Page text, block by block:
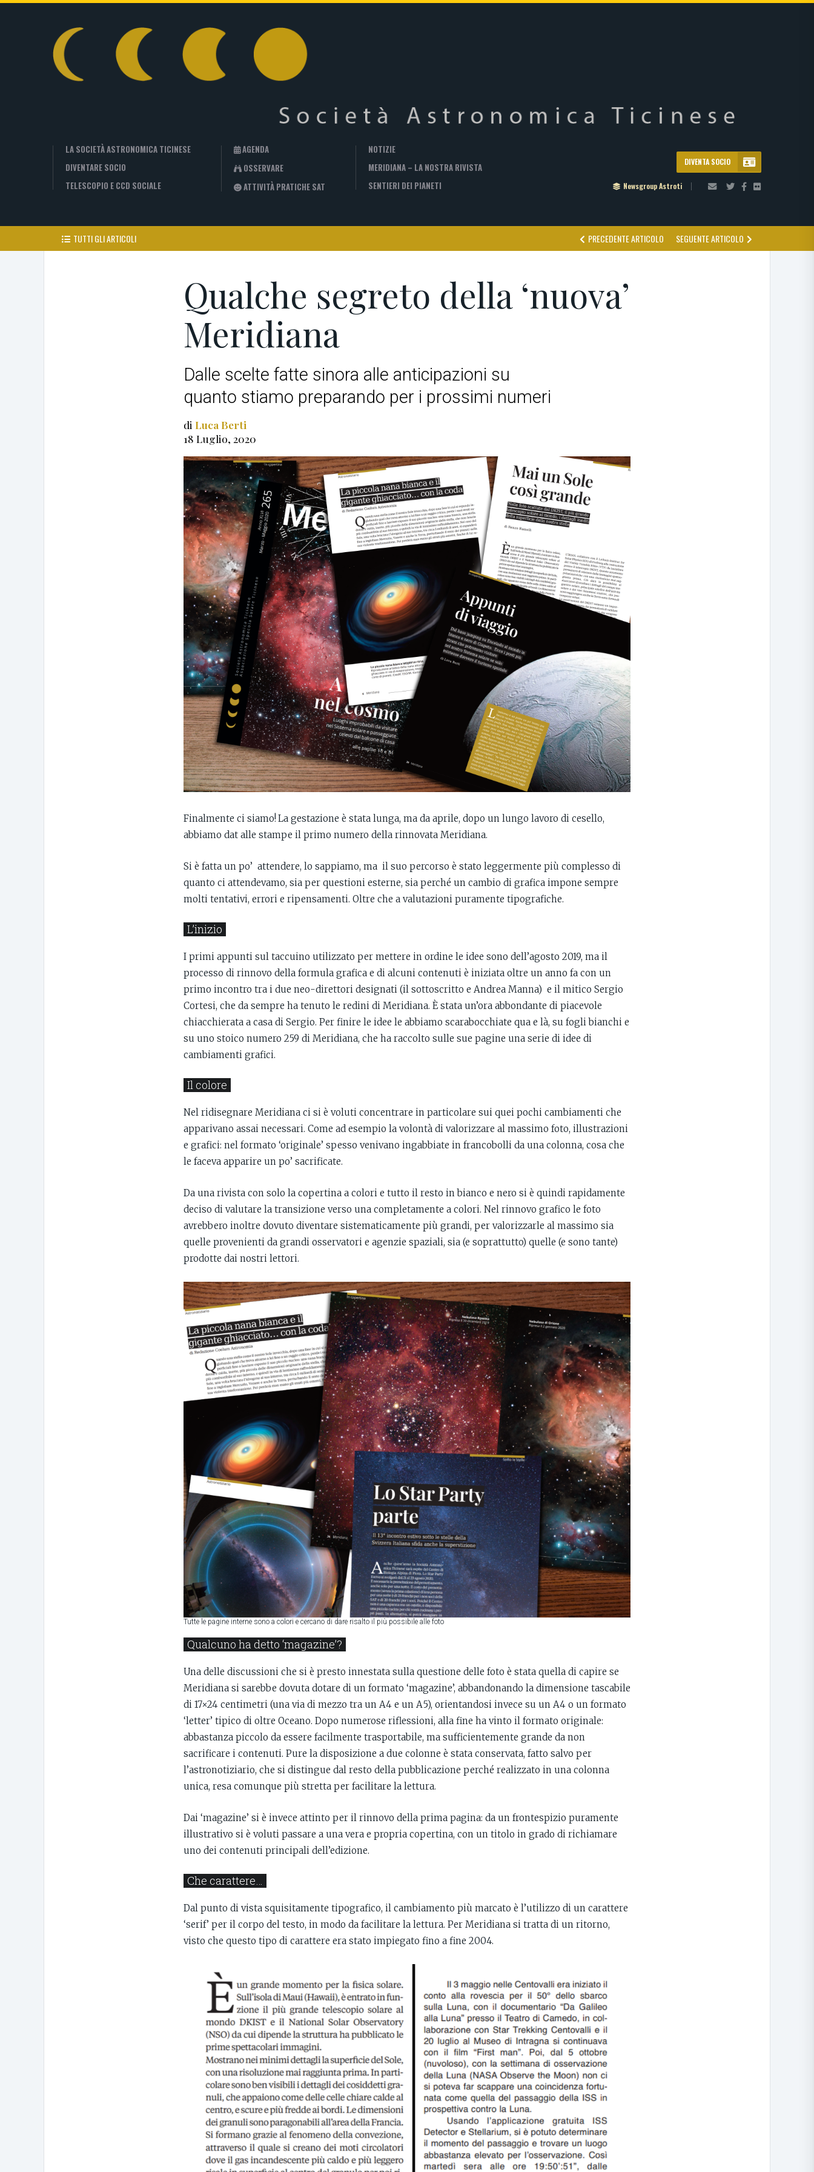
LA SOCIETÀ ASTRONOMICA TICINESE
DIVENTARE SOCIO
TELESCOPIO E CCD SOCIALE
AGENDA
OSSERVARE
ATTIVITÀ PRATICHE SAT
NOTIZIE
MERIDIANA – LA NOSTRA RIVISTA
SENTIERI DEI PIANETI
DIVENTA SOCIO
Newsgroup Astroti
TUTTI GLI ARTICOLI PRECEDENTE ARTICOLO SEGUENTE ARTICOLO
Qualche segreto della ‘nuova’
Meridiana
Dalle scelte fatte sinora alle anticipazioni su
quanto stiamo preparando per i prossimi numeri
di Luca Berti
18 Luglio, 2020
Finalmente ci siamo! La gestazione è stata lunga, ma da aprile, dopo un lungo lavoro di cesello,
abbiamo dat alle stampe il primo numero della rinnovata Meridiana.
Si è fatta un po’ attendere, lo sappiamo, ma il suo percorso è stato leggermente più complesso di
quanto ci attendevamo, sia per questioni esterne, sia perché un cambio di grafica impone sempre
molti tentativi, errori e ripensamenti. Oltre che a valutazioni puramente tipografiche.
L’inizio
I primi appunti sul taccuino utilizzato per mettere in ordine le idee sono dell’agosto 2019, ma il
processo di rinnovo della formula grafica e di alcuni contenuti è iniziata oltre un anno fa con un
primo incontro tra i due neo-direttori designati (il sottoscritto e Andrea Manna) e il mitico Sergio
Cortesi, che da sempre ha tenuto le redini di Meridiana. È stata un’ora abbondante di piacevole
chiacchierata a casa di Sergio. Per finire le idee le abbiamo scarabocchiate qua e là, su fogli bianchi e
su uno stoico numero 259 di Meridiana, che ha raccolto sulle sue pagine una serie di idee di
cambiamenti grafici.
Il colore
Nel ridisegnare Meridiana ci si è voluti concentrare in particolare sui quei pochi cambiamenti che
apparivano assai necessari. Come ad esempio la volontà di valorizzare al massimo foto, illustrazioni
e grafici: nel formato ‘originale’ spesso venivano ingabbiate in francobolli da una colonna, cosa che
le faceva apparire un po’ sacrificate.
Da una rivista con solo la copertina a colori e tutto il resto in bianco e nero si è quindi rapidamente
deciso di valutare la transizione verso una completamente a colori. Nel rinnovo grafico le foto
avrebbero inoltre dovuto diventare sistematicamente più grandi, per valorizzarle al massimo sia
quelle provenienti da grandi osservatori e agenzie spaziali, sia (e soprattutto) quelle (e sono tante)
prodotte dai nostri lettori.
Tutte le pagine interne sono a colori e cercano di dare risalto il più possibile alle foto
Qualcuno ha detto ‘magazine’?
Una delle discussioni che si è presto innestata sulla questione delle foto è stata quella di capire se
Meridiana si sarebbe dovuta dotare di un formato ‘magazine’, abbandonando la dimensione tascabile
di 17×24 centimetri (una via di mezzo tra un A4 e un A5), orientandosi invece su un A4 o un formato
‘letter’ tipico di oltre Oceano. Dopo numerose riflessioni, alla fine ha vinto il formato originale:
abbastanza piccolo da essere facilmente trasportabile, ma sufficientemente grande da non
sacrificare i contenuti. Pure la disposizione a due colonne è stata conservata, fatto salvo per
l’astronotiziario, che si distingue dal resto della pubblicazione perché realizzato in una colonna
unica, resa comunque più stretta per facilitare la lettura.
Dai ‘magazine’ si è invece attinto per il rinnovo della prima pagina: da un frontespizio puramente
illustrativo si è voluti passare a una vera e propria copertina, con un titolo in grado di richiamare
uno dei contenuti principali dell’edizione.
Che carattere…
Dal punto di vista squisitamente tipografico, il cambiamento più marcato è l’utilizzo di un carattere
‘serif’ per il corpo del testo, in modo da facilitare la lettura. Per Meridiana si tratta di un ritorno,
visto che questo tipo di carattere era stato impiegato fino a fine 2004.